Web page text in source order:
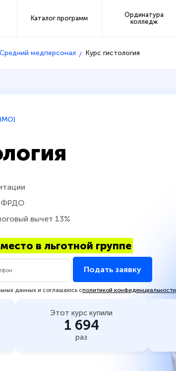
Каталог программ
Ординатура
колледж
медперсонал Курс гистология
ФРДО
вычет 13%
место в льготной группе
Подать заявку
данных и соглашаюсь сполитикой конфиденциальности
Этот курс купили
1 694
раз